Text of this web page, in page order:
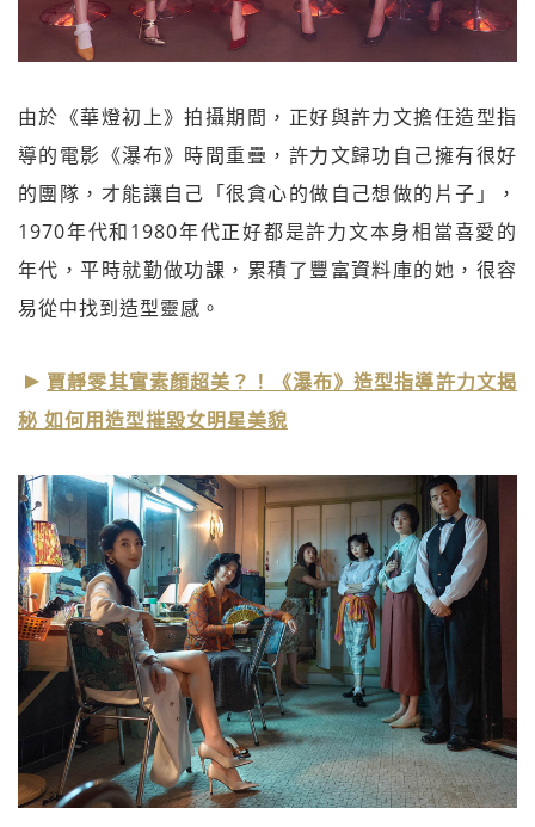
由於《華燈初上》拍攝期間，正好與許力文擔任造型指
導的電影《瀑布》時間重疊，許力文歸功自己擁有很好
的團隊，才能讓自己「很貪心的做自己想做的片子」，
1970年代和1980年代正好都是許力文本身相當喜愛的
年代，平時就勤做功課，累積了豐富資料庫的她，很容
易從中找到造型靈感。
賈靜雯其實素顏超美？！《瀑布》造型指導許力文揭
秘 如何用造型摧毀女明星美貌